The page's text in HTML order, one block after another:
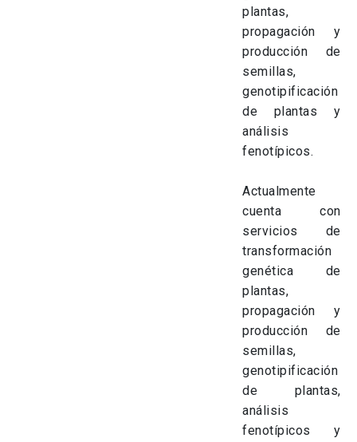
plantas,
propagación y
producción de
semillas,
genotipificación
de plantas y
análisis
fenotípicos.
Actualmente
cuenta con
servicios de
transformación
genética de
plantas,
propagación y
producción de
semillas,
genotipificación
de plantas,
análisis
fenotípicos y